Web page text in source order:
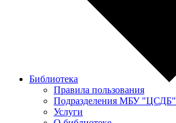
Библиотека
Правила пользования
Подразделения МБУ "ЦСДБ"
Услуги